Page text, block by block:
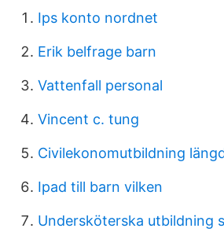
Ips konto nordnet
Erik belfrage barn
Vattenfall personal
Vincent c. tung
Civilekonomutbildning
Ipad till barn vilken
Undersköterska utbildning